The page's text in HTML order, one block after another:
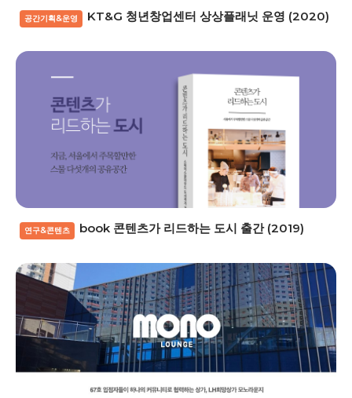
공간기획&운영 KT&G 청년창업센터 상상플래닛 운영 (2020)
연구&콘텐츠 book 콘텐츠가 리드하는 도시 출간 (2019)